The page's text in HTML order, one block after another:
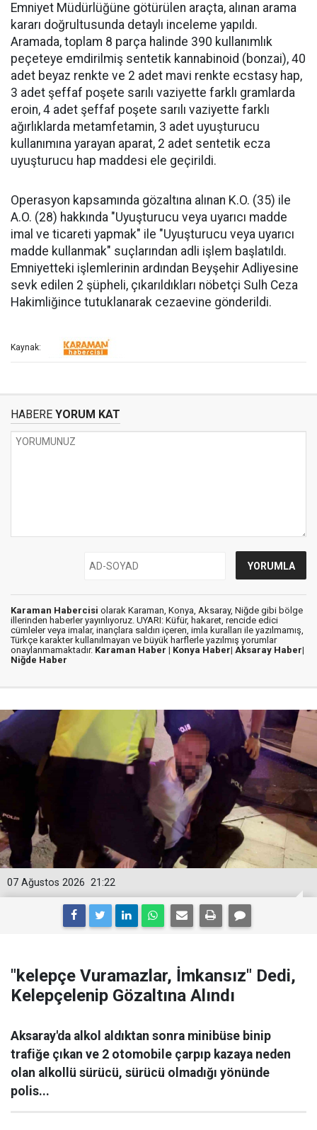
Emniyet Müdürlüğüne götürülen araçta, alınan arama
kararı doğrultusunda detaylı inceleme yapıldı.
Aramada, toplam 8 parça halinde 390 kullanımlık
peçeteye emdirilmiş sentetik kannabinoid (bonzai), 40
adet beyaz renkte ve 2 adet mavi renkte ecstasy hap,
3 adet şeffaf poşete sarılı vaziyette farklı gramlarda
eroin, 4 adet şeffaf poşete sarılı vaziyette farklı
ağırlıklarda metamfetamin, 3 adet uyuşturucu
kullanımına yarayan aparat, 2 adet sentetik ecza
uyuşturucu hap maddesi ele geçirildi.
Operasyon kapsamında gözaltına alınan K.O. (35) ile
A.O. (28) hakkında "Uyuşturucu veya uyarıcı madde
imal ve ticareti yapmak" ile "Uyuşturucu veya uyarıcı
madde kullanmak" suçlarından adli işlem başlatıldı.
Emniyetteki işlemlerinin ardından Beyşehir Adliyesine
sevk edilen 2 şüpheli, çıkarıldıkları nöbetçi Sulh Ceza
Hakimliğince tutuklanarak cezaevine gönderildi.
Kaynak:
HABERE YORUM KAT
Karaman Habercisi olarak Karaman, Konya, Aksaray, Niğde gibi bölge
illerinden haberler yayınlıyoruz. UYARI: Küfür, hakaret, rencide edici
cümleler veya imalar, inançlara saldırı içeren, imla kuralları ile yazılmamış,
Türkçe karakter kullanılmayan ve büyük harflerle yazılmış yorumlar
onaylanmamaktadır. Karaman Haber | Konya Haber| Aksaray Haber|
Niğde Haber
21:22
07 Ağustos 2026
"kelepçe Vuramazlar, İmkansız" Dedi,
Kelepçelenip Gözaltına Alındı
Aksaray'da alkol aldıktan sonra minibüse binip
trafiğe çıkan ve 2 otomobile çarpıp kazaya neden
olan alkollü sürücü, sürücü olmadığı yönünde
polis...